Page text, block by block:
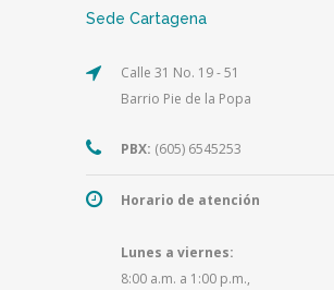
Sede Cartagena
Calle 31 No. 19 - 51
Barrio Pie de la Popa
PBX: (605) 6545253
Horario de atención
Lunes a viernes:
8:00 a.m. a 1:00 p.m.,